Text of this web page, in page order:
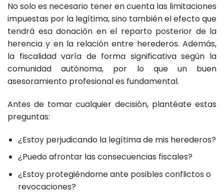
No solo es necesario tener en cuenta las limitaciones
impuestas por la legítima, sino también el efecto que
tendrá esa donación en el reparto posterior de la
herencia y en la relación entre herederos. Además,
la fiscalidad varía de forma significativa según la
comunidad autónoma, por lo que un buen
asesoramiento profesional es fundamental.
Antes de tomar cualquier decisión, plantéate estas
preguntas:
¿Estoy perjudicando la legítima de mis herederos?
¿Puedo afrontar las consecuencias fiscales?
¿Estoy protegiéndome ante posibles conflictos o
revocaciones?